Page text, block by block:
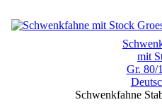
mit
Gr. 80/
Schwenkfahne